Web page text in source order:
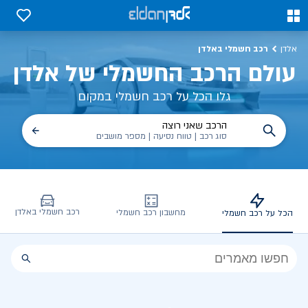
0
0
אלדן רכב חשמלי באלדן
עולם הרכב החשמלי של אלדן
גלו הכל על רכב חשמלי במקום
הרכב שאני רוצה
סוג רכב | טווח נסיעה | מספר מושבים
הכל על רכב חשמלי מחשבון רכב חשמלי רכב חשמלי באלדן
הכל
הכל על רכב חשמלי, שימושים, טכנולוגיה וכל מה שכדי לדעת | אלדן